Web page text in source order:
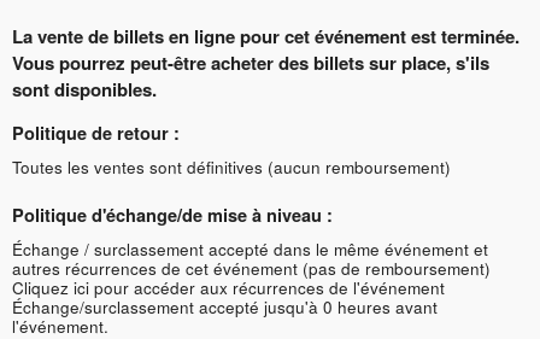
La vente de billets en ligne pour cet événement est terminée.
Vous pourrez peut-être acheter des billets sur place, s'ils
sont disponibles.
Politique de retour :
Toutes les ventes sont définitives (aucun remboursement)
Politique d'échange/de mise à niveau :
Échange / surclassement accepté dans le même événement et
autres récurrences de cet événement (pas de remboursement)
Cliquez ici pour accéder aux récurrences de l'événement
Échange/surclassement accepté jusqu'à 0 heures avant
l'événement.